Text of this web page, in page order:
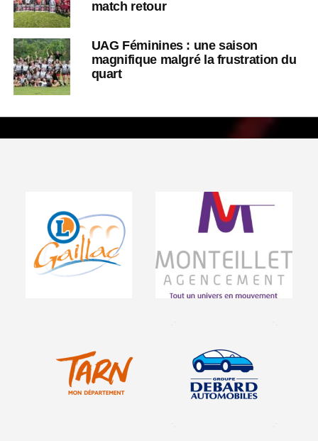
match retour
UAG Féminines : une saison
magnifique malgré la frustration du
quart